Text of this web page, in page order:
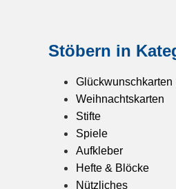
Stöbern in
Glückwunschkarten
Weihnachtskarten
Stifte
Spiele
Aufkleber
Hefte & Blöcke
Nützliches